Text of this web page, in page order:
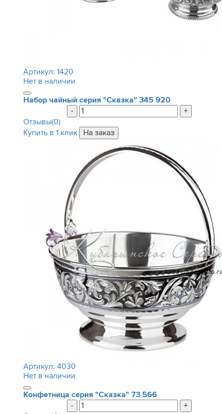
Артикул:1420
Нет в наличии
Набор чайный серия "Сказка"345 920
-
+
Отзывы(0)
Купить в 1 клик
Артикул:4030
Нет в наличии
Конфетница серия "Сказка" 73 566
-
+